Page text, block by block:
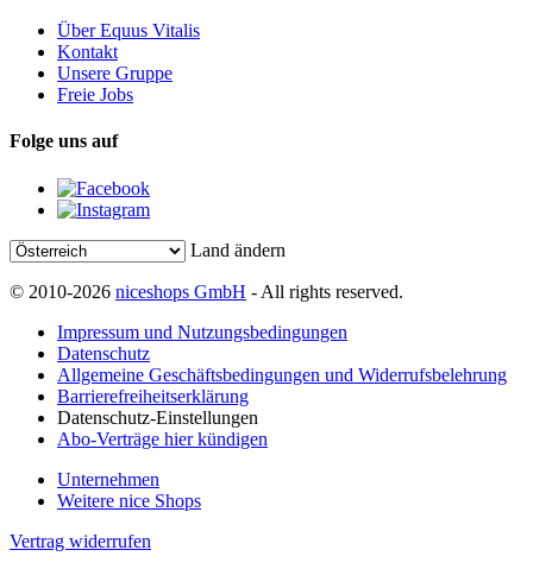
Über Equus Vitalis
Kontakt
Unsere Gruppe
Freie Jobs
Folge uns auf
Land ändern
© 2010-2026 niceshops GmbH - All rights reserved.
Impressum und Nutzungsbedingungen
Datenschutz
Allgemeine Geschäftsbedingungen und Widerrufsbelehrung
Barrierefreiheitserklärung
Datenschutz-Einstellungen
Abo-Verträge hier kündigen
Unternehmen
Weitere nice Shops
Vertrag widerrufen